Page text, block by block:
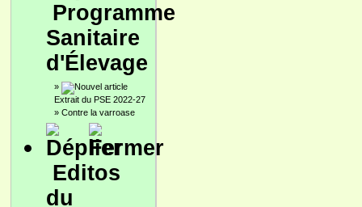
Programme
Sanitaire
d'Élevage
»
Extrait du PSE 2022-27
» Contre la varroase
Editos
du